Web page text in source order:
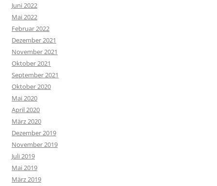
Juni 2022
Mai 2022
Februar 2022
Dezember 2021
November 2021
Oktober 2021
September 2021
Oktober 2020
Mai 2020
April 2020
März 2020
Dezember 2019
November 2019
Juli 2019
Mai 2019
März 2019